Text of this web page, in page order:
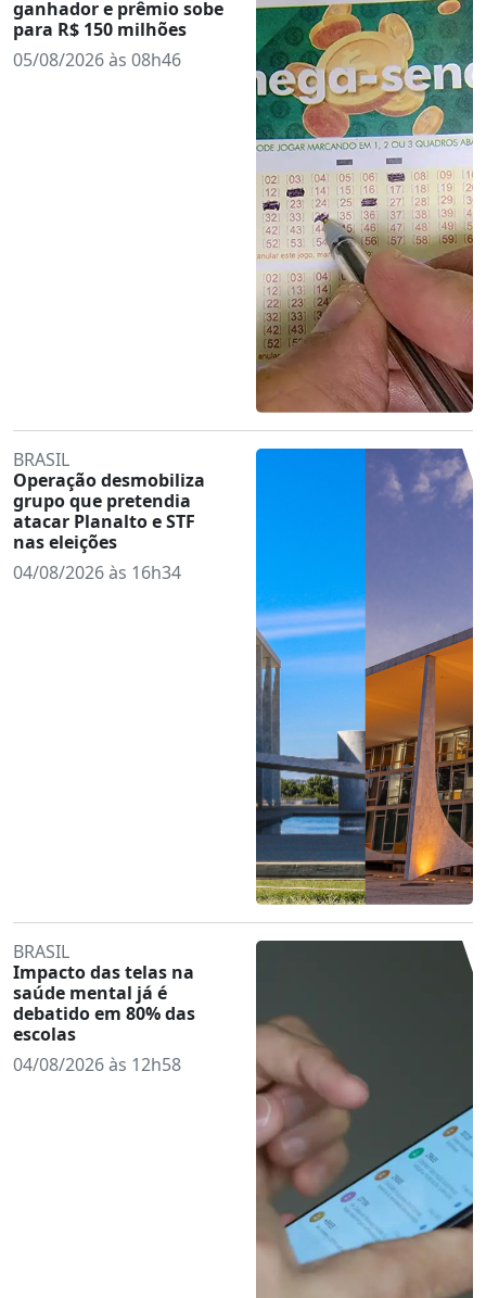
ganhador e prêmio sobe
para R$ 150 milhões
05/08/2026 às 08h46
BRASIL
Operação desmobiliza
grupo que pretendia
atacar Planalto e STF
nas eleições
04/08/2026 às 16h34
BRASIL
Impacto das telas na
saúde mental já é
debatido em 80% das
escolas
04/08/2026 às 12h58